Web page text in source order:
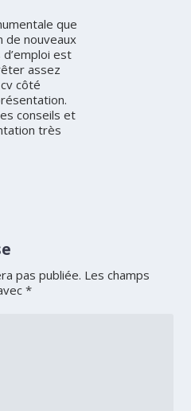
que
de nouveaux
est
assez
côté
conseils et
très
pas publiée. Les champs
*